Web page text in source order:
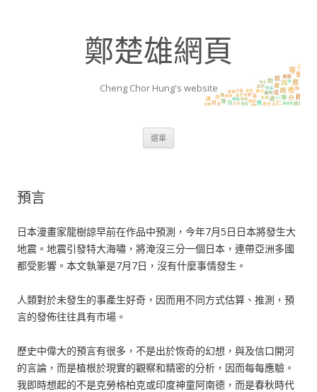
鄭楚雄網頁
Cheng Chor Hung's website
選單
預言
日本漫畫家龍樹諒早前在作品中預測，今年7月5日日本將發生大
地震。地震引發特大海嘯，將淹沒三分一個日本，連帶亞洲多國
都受影響。本文執筆是7月7日，沒有什麼事情發生。
人類對於未發生的事產生好奇，因而用不同方式估算、推測，預
言的發佈往往具有市場。
歷史中偉大的預言有很多，不是出於恢奇的幻想，與及信口開河
的言論，而是植根於現實的觀察和精密的分析，因而每每應驗。
我即時想起的不是克勞格柏克或印度神童阿南德，而是春秋時代